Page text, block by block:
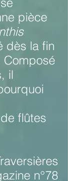
pièce
dès la fin
Composé
il
flûtes
n°78